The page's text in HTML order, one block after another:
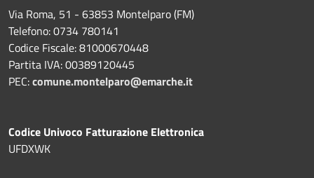
Via Roma, 51 - 63853 Montelparo (FM)
Telefono: 0734 780141
Codice Fiscale: 81000670448
Partita IVA: 00389120445
PEC:comune.montelparo@emarche.it
Codice Univoco Fatturazione Elettronica
UFDXWK